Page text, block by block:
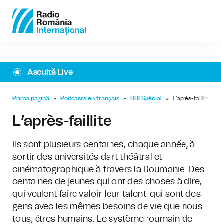
Ascultă Live
Prima pagină » Podcasts en français » RRI Spécial » L’après-faillite
L’après-faillite
Ils sont plusieurs centaines, chaque année, à
sortir des universités dart théâtral et
cinématographique à travers la Roumanie. Des
centaines de jeunes qui ont des choses à dire,
qui veulent faire valoir leur talent, qui sont des
gens avec les mêmes besoins de vie que nous
tous, êtres humains. Le système roumain de